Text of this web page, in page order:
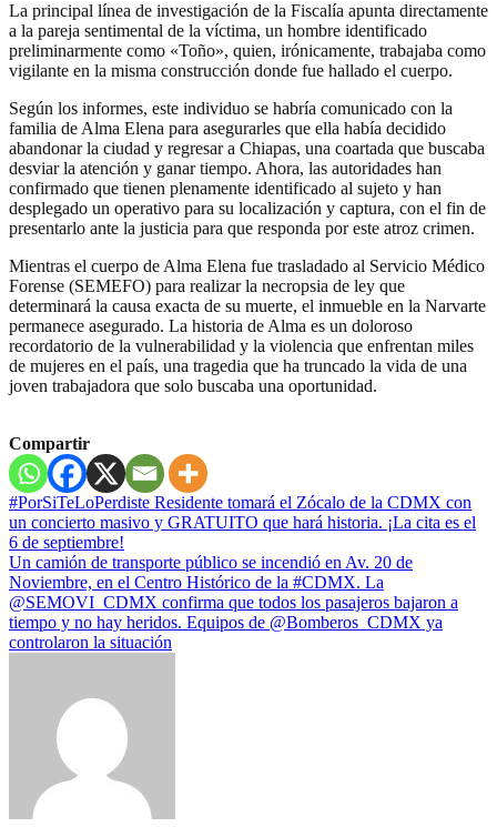
La principal línea de investigación de la Fiscalía apunta directamente
a la pareja sentimental de la víctima, un hombre identificado
preliminarmente como «Toño», quien, irónicamente, trabajaba como
vigilante en la misma construcción donde fue hallado el cuerpo.
Según los informes, este individuo se habría comunicado con la
familia de Alma Elena para asegurarles que ella había decidido
abandonar la ciudad y regresar a Chiapas, una coartada que buscaba
desviar la atención y ganar tiempo. Ahora, las autoridades han
confirmado que tienen plenamente identificado al sujeto y han
desplegado un operativo para su localización y captura, con el fin de
presentarlo ante la justicia para que responda por este atroz crimen.
Mientras el cuerpo de Alma Elena fue trasladado al Servicio Médico
Forense (SEMEFO) para realizar la necropsia de ley que
determinará la causa exacta de su muerte, el inmueble en la Narvarte
permanece asegurado. La historia de Alma es un doloroso
recordatorio de la vulnerabilidad y la violencia que enfrentan miles
de mujeres en el país, una tragedia que ha truncado la vida de una
joven trabajadora que solo buscaba una oportunidad.
Compartir
Navegación
de
entradas
#PorSiTeLoPerdiste Residente tomará el Zócalo de la CDMX con
un concierto masivo y GRATUITO que hará historia. ¡La cita es el
6 de septiembre!
Un camión de transporte público se incendió en Av. 20 de
Noviembre, en el Centro Histórico de la #CDMX. La
@SEMOVI_CDMX confirma que todos los pasajeros bajaron a
tiempo y no hay heridos. Equipos de @Bomberos_CDMX ya
controlaron la situación